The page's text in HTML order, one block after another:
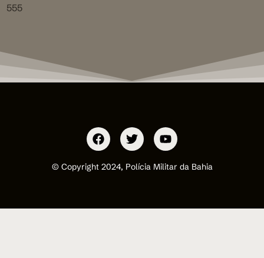
555
© Copyright 2024, Polícia Militar da Bahia